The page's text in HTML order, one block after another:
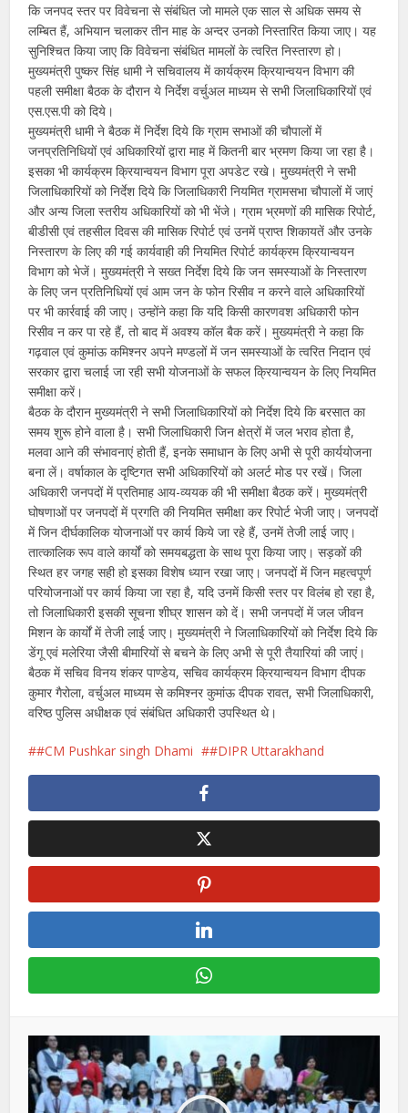
कि जनपद स्तर पर विवेचना से संबंधित जो मामले एक साल से अधिक समय से
लम्बित हैं, अभियान चलाकर तीन माह के अन्दर उनको निस्तारित किया जाए। यह
सुनिश्चित किया जाए कि विवेचना संबंधित मामलों के त्वरित निस्तारण हो।
मुख्यमंत्री पुष्कर सिंह धामी ने सचिवालय में कार्यक्रम क्रियान्वयन विभाग की
पहली समीक्षा बैठक के दौरान ये निर्देश वर्चुअल माध्यम से सभी जिलाधिकारियों एवं
एस.एस.पी को दिये।
मुख्यमंत्री धामी ने बैठक में निर्देश दिये कि ग्राम सभाओं की चौपालों में
जनप्रतिनिधियों एवं अधिकारियों द्वारा माह में कितनी बार भ्रमण किया जा रहा है।
इसका भी कार्यक्रम क्रियान्वयन विभाग पूरा अपडेट रखे। मुख्यमंत्री ने सभी
जिलाधिकारियों को निर्देश दिये कि जिलाधिकारी नियमित ग्रामसभा चौपालों में जाएं
और अन्य जिला स्तरीय अधिकारियों को भी भेंजे। ग्राम भ्रमणों की मासिक रिपोर्ट,
बीडीसी एवं तहसील दिवस की मासिक रिपोर्ट एवं उनमें प्राप्त शिकायतें और उनके
निस्तारण के लिए की गई कार्यवाही की नियमित रिपोर्ट कार्यक्रम क्रियान्वयन
विभाग को भेजें। मुख्यमंत्री ने सख्त निर्देश दिये कि जन समस्याओं के निस्तारण
के लिए जन प्रतिनिधियों एवं आम जन के फोन रिसीव न करने वाले अधिकारियों
पर भी कार्रवाई की जाए। उन्होंने कहा कि यदि किसी कारणवश अधिकारी फोन
रिसीव न कर पा रहे हैं, तो बाद में अवश्य कॉल बैक करें। मुख्यमंत्री ने कहा कि
गढ़वाल एवं कुमांऊ कमिश्नर अपने मण्डलों में जन समस्याओं के त्वरित निदान एवं
सरकार द्वारा चलाई जा रही सभी योजनाओं के सफल क्रियान्वयन के लिए नियमित
समीक्षा करें।
बैठक के दौरान मुख्यमंत्री ने सभी जिलाधिकारियों को निर्देश दिये कि बरसात का
समय शुरू होने वाला है। सभी जिलाधिकारी जिन क्षेत्रों में जल भराव होता है,
मलवा आने की संभावनाएं होती हैं, इनके समाधान के लिए अभी से पूरी कार्ययोजना
बना लें। वर्षाकाल के दृष्टिगत सभी अधिकारियों को अलर्ट मोड पर रखें। जिला
अधिकारी जनपदों में प्रतिमाह आय-व्ययक की भी समीक्षा बैठक करें। मुख्यमंत्री
घोषणाओं पर जनपदों में प्रगति की नियमित समीक्षा कर रिपोर्ट भेजी जाए। जनपदों
में जिन दीर्घकालिक योजनाओं पर कार्य किये जा रहे हैं, उनमें तेजी लाई जाए।
तात्कालिक रूप वाले कार्यों को समयबद्धता के साथ पूरा किया जाए। सड़कों की
स्थित हर जगह सही हो इसका विशेष ध्यान रखा जाए। जनपदों में जिन महत्वपूर्ण
परियोजनाओं पर कार्य किया जा रहा है, यदि उनमें किसी स्तर पर विलंब हो रहा है,
तो जिलाधिकारी इसकी सूचना शीघ्र शासन को दें। सभी जनपदों में जल जीवन
मिशन के कार्यों में तेजी लाई जाए। मुख्यमंत्री ने जिलाधिकारियों को निर्देश दिये कि
डेंगू एवं मलेरिया जैसी बीमारियों से बचने के लिए अभी से पूरी तैयारियां की जाएं।
बैठक में सचिव विनय शंकर पाण्डेय, सचिव कार्यक्रम क्रियान्वयन विभाग दीपक
कुमार गैरोला, वर्चुअल माध्यम से कमिश्नर कुमांऊ दीपक रावत, सभी जिलाधिकारी,
वरिष्ठ पुलिस अधीक्षक एवं संबंधित अधिकारी उपस्थित थे।
#CM Pushkar singh Dhami #DIPR Uttarakhand